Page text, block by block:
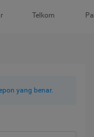
Telkom
yang benar.